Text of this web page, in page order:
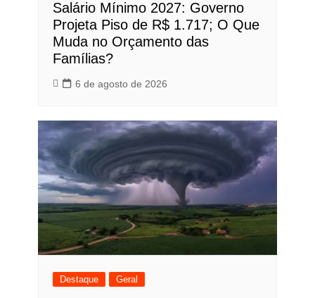
Salário Mínimo 2027: Governo
Projeta Piso de R$ 1.717; O Que
Muda no Orçamento das
Famílias?
6 de agosto de 2026
Destaque Geral